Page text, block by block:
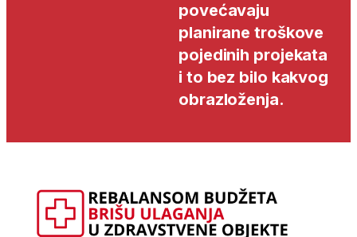
povećavaju
planirane troškove
pojedinih projekata
i to bez bilo kakvog
obrazloženja.